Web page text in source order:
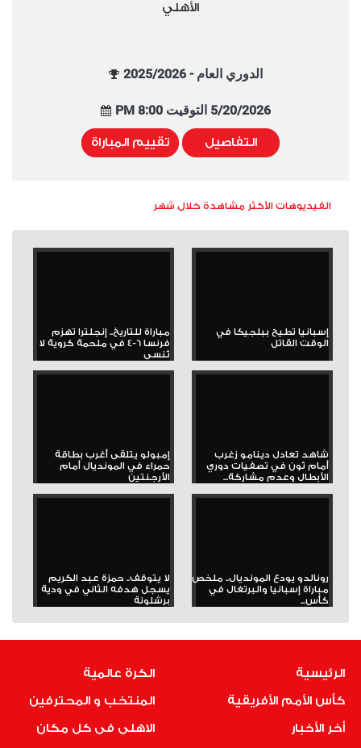
الأهلي
الدوري العام - 2025/2026
5/20/2026 التوقيت 8:00 PM
التفاصيل تقييم المباراة
الفيديوهات الأكثر مشاهدة خلال شهر
إسبانيا تطيح ببلجيكا في
الوقت القاتل
مباراة للتاريخ.. إنجلترا تهزم
فرنسا 6-4 في ملحمة كروية لا
تُنسى
شاهد تعادل دينامو زغرب
أمام ثون في تصفيات دوري
الأبطال وعدم مشاركة...
إمبولو يتلقى أغرب بطاقة
حمراء في المونديال أمام
الأرجنتين
رونالدو يودع المونديال.. ملخص
مباراة إسبانيا والبرتغال في
كأس...
لا يتوقف.. حمزة عبد الكريم
يسجل هدفه الثاني في ودية
برشلونة
الرئيسية
كأس الأمم الأفريقية
أخر الأخبار
الكرة عالمية
المنتخب و المحترفين
الاهلى فى كل مكان